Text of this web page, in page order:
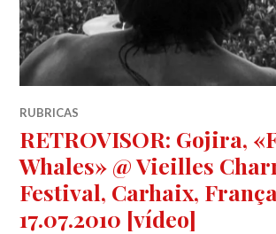
RUBRICAS
RETROVISOR: Gojira,
Whales» @ Vieilles
Festival, Carhaix,
17.07.2010 [vídeo]